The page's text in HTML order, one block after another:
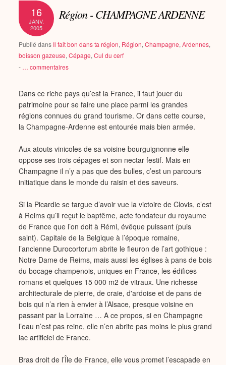
16
JANV.
2005
Région - CHAMPAGNE ARDENNE
Publié dans Il fait bon dans ta région, Région,Champagne,Ardennes,
boisson gazeuse,Cépage,Cul du cerf
- … commentaires
Dans ce riche pays qu’est la France, il faut jouer du
patrimoine pour se faire une place parmi les grandes
régions connues du grand tourisme. Or dans cette course,
la Champagne-Ardenne est entourée mais bien armée.
Aux atouts vinicoles de sa voisine bourguignonne elle
oppose ses trois cépages et son nectar festif. Mais en
Champagne il n’y a pas que des bulles, c’est un parcours
initiatique dans le monde du raisin et des saveurs.
Si la Picardie se targue d’avoir vue la victoire de Clovis, c’est
à Reims qu’il reçut le baptême, acte fondateur du royaume
de France que l’on doit à Rémi, évêque puissant (puis
saint). Capitale de la Belgique à l’époque romaine,
l’ancienne Durocortorum abrite le fleuron de l’art gothique :
Notre Dame de Reims, mais aussi les églises à pans de bois
du bocage champenois, uniques en France, les édifices
romans et quelques 15 000 m2 de vitraux. Une richesse
architecturale de pierre, de craie, d'ardoise et de pans de
bois qui n’a rien à envier à l’Alsace, presque voisine en
passant par la Lorraine … A ce propos, si en Champagne
l’eau n’est pas reine, elle n’en abrite pas moins le plus grand
lac artificiel de France.
Bras droit de l’Île de France, elle vous promet l’escapade en